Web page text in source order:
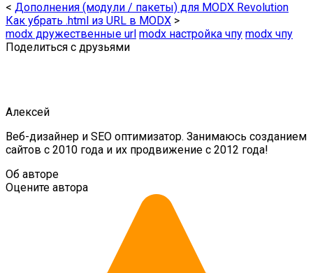
< Дополнения (модули / пакеты) для MODX Revolution
Как убрать .html из URL в MODX >
modx дружественные url modx настройка чпу modx чпу
Поделиться с друзьями
Алексей
Веб-дизайнер и SEO оптимизатор. Занимаюсь созданием
сайтов с 2010 года и их продвижение с 2012 года!
Об авторе
Оцените автора